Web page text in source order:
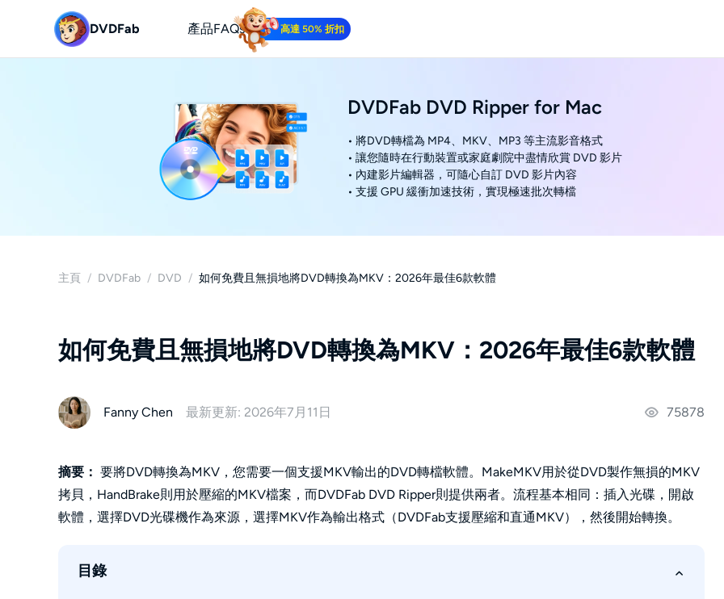
DVDFab 產品FAQs 高達 50% 折扣
DVDFab DVD Ripper for Mac
• 將DVD轉檔為 MP4、MKV、MP3 等主流影音格式
• 讓您隨時在行動裝置或家庭劇院中盡情欣賞 DVD 影片
• 內建影片編輯器，可隨心自訂 DVD 影片內容
• 支援 GPU 緩衝加速技術，實現極速批次轉檔
主頁 / DVDFab / DVD / 如何免費且無損地將DVD轉換為MKV：2026年最佳6款軟體
如何免費且無損地將DVD轉換為MKV：2026年最佳6款軟體
Fanny Chen 最新更新: 2026年7月11日 75878
摘要： 要將DVD轉換為MKV，您需要一個支援MKV輸出的DVD轉檔軟體。MakeMKV用於從DVD製作無損的MKV
拷貝，HandBrake則用於壓縮的MKV檔案，而DVDFab DVD Ripper則提供兩者。流程基本相同：插入光碟，開啟
軟體，選擇DVD光碟機作為來源，選擇MKV作為輸出格式（DVDFab支援壓縮和直通MKV），然後開始轉換。
目錄